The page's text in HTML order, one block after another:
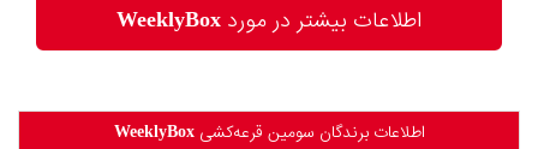
اطلاعات بیشتر در مورد WeeklyBox
اطلاعات برندگان سومین قرعه‌کشیWeeklyBox